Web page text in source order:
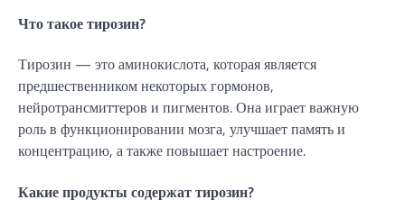
Что такое тирозин?
Тирозин — это аминокислота, которая является
предшественником некоторых гормонов,
нейротрансмиттеров и пигментов. Она играет важную
роль в функционировании мозга, улучшает память и
концентрацию, а также повышает настроение.
Какие продукты содержат тирозин?